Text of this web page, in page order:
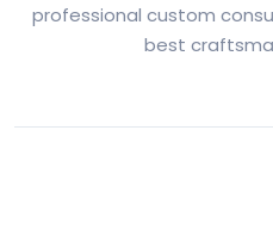
professional custom
best